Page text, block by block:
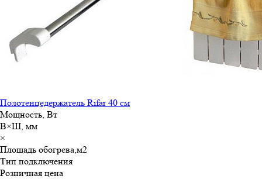
Полотенцедержатель Rifar 40 см
Мощность, Вт
В×Ш, мм
×
Площадь обогрева,м2
Тип подключения
Розничная цена